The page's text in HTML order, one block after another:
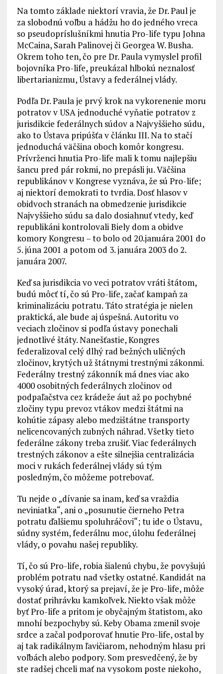
Na tomto základe niektorí vravia, že Dr. Paul je
za slobodnú voľbu a hádžu ho do jedného vreca
so pseudopríslušníkmi hnutia Pro-life typu Johna
McCaina, Sarah Palinovej či Georgea W. Busha.
Okrem toho ten, čo pre Dr. Paula vymyslel profil
bojovníka Pro-life, preukázal hlbokú neznalosť
libertarianizmu, Ústavy a federálnej vlády.
Podľa Dr. Paula je prvý krok na vykorenenie moru
potratov v USA jednoduché vyňatie potratov z
jurisdikcie federálnych súdov a Najvyššieho súdu,
ako to Ústava pripúšťa v článku III. Na to stačí
jednoduchá väčšina oboch komôr kongresu.
Prívrženci hnutia Pro-life mali k tomu najlepšiu
šancu pred pár rokmi, no prepásli ju. Väčšina
republikánov v Kongrese vyznáva, že sú Pro-life;
aj niektorí demokrati to tvrdia. Dosť hlasov v
obidvoch stranách na obmedzenie jurisdikcie
Najvyššieho súdu sa dalo dosiahnuť vtedy, keď
republikáni kontrolovali Biely dom a obidve
komory Kongresu – to bolo od 20.januára 2001 do
5. júna 2001 a potom od 3. januára 2003 do 2.
januára 2007.
Keď sa jurisdikcia vo veci potratov vráti štátom,
budú môcť tí, čo sú Pro-life, začať kampaň za
kriminalizáciu potratu. Táto stratégia je nielen
praktická, ale bude aj úspešná. Autoritu vo
veciach zločinov si podľa ústavy ponechali
jednotlivé štáty. Nanešťastie, Kongres
federalizoval celý dlhý rad bežných uličných
zločinov, krytých už štátnymi trestnými zákonmi.
Federálny trestný zákonník má dnes viac ako
4000 osobitných federálnych zločinov od
podpaľačstva cez krádeže áut až po pochybné
zločiny typu prevoz vtákov medzi štátmi na
kohútie zápasy alebo medzištátne transporty
nelicencovaných zubných náhrad. Všetky tieto
federálne zákony treba zrušiť. Viac federálnych
trestných zákonov a ešte silnejšia centralizácia
moci v rukách federálnej vlády sú tým
posledným, čo môžeme potrebovať.
Tu nejde o „dívanie sa inam, keď sa vraždia
neviniatka“, ani o „posunutie čierneho Petra
potratu ďalšiemu spoluhráčovi“; tu ide o Ústavu,
súdny systém, federálnu moc, úlohu federálnej
vlády, o povahu našej republiky.
Tí, čo sú Pro-life, robia šialenú chybu, že povyšujú
problém potratu nad všetky ostatné. Kandidát na
vysoký úrad, ktorý sa prejaví, že je Pro-life, môže
dostať prihrávku kamkoľvek. Niekto však môže
byť Pro-life a pritom je obyčajným štatistom, ako
mnohí bezpochyby sú. Keby Obama zmenil svoje
srdce a začal podporovať hnutie Pro-life, ostal by
aj tak radikálnym ľavičiarom, nehodným hlasu pri
voľbách alebo podpory. Som presvedčený, že by
ste radšej chceli mať na vysokom poste niekoho,